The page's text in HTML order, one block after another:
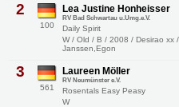
2
100
Lea Justine Honheisser
RV Bad Schwartau u.Umg.e.V.
Daily Spirit
W / Old / B / 2008 / Desirao xx
Janssen,Egon
3
561
Laureen Möller
RV Neumünster e.V.
Rosentals Easy Peasy
W